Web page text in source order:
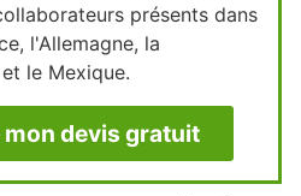
présents dans
l'Allemagne, la
le Mexique.
mon devis gratuit